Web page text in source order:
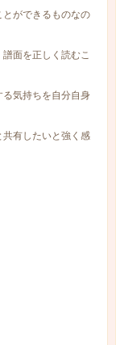
ができるものなの
面を正しく読むこ
る気持ちを自分自身
有したいと強く感